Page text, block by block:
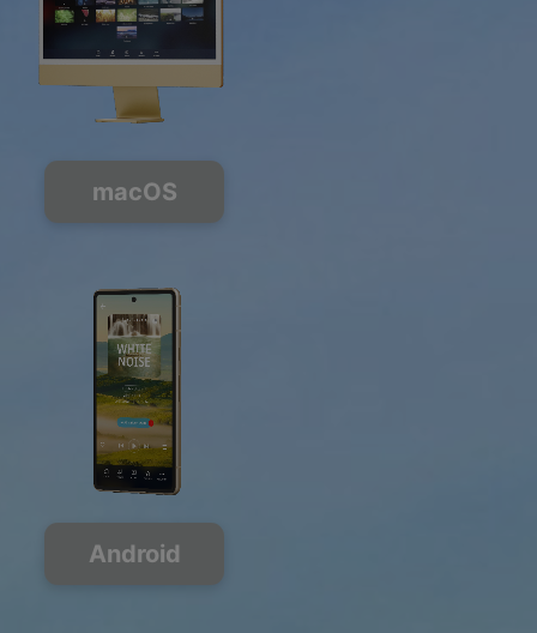
macOS
Android